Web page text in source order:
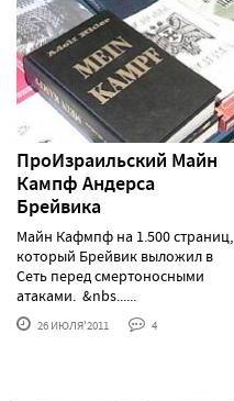
ПроИзраильский Майн
Кампф Андерса
Брейвика
Майн Кафмпф на 1.500 страниц,
который Брейвик выложил в
Сеть перед смертоносными
атаками. &nbs......
26 ИЮЛЯ'2011 4